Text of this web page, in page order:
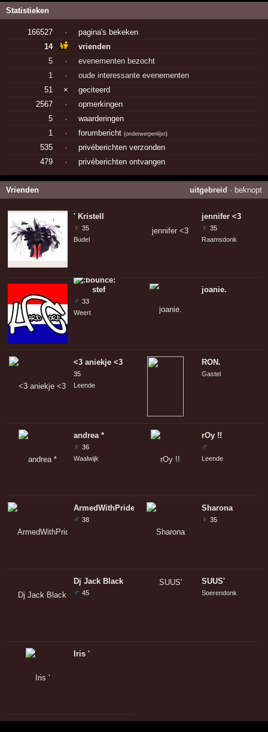
Statistieken
166527 ·
pagina's bekeken
14
vrienden
5
·
evenementen bezocht
1
·
oude interessante evenementen
51
×
geciteerd
2567
·
opmerkingen
5
·
waarderingen
1
· forumbericht(onderwerpenlijst)
535 ·
privéberichten verzonden
479
· privéberichten ontvangen
Vrienden uitgebreid · beknopt
' Kristell
♀ 35
Budel
stef
♂ 33
Weert
<3 aniekje <3
35
Leende
andrea *
♀ 36
Waalwijk
ArmedWithPride
♂ 38
Dj Jack Black
♂ 45
Iris '
jennifer <3
♀ 35
Raamsdonk
joanie.
RON.
Gastel
rOy !!
♂
Leende
Sharona
♀ 35
SUUS'
Soerendonk